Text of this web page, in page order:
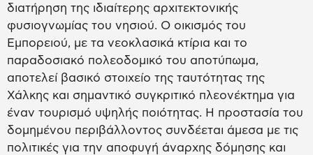
διατήρηση της ιδιαίτερης αρχιτεκτονικής
φυσιογνωμίας του νησιού. Ο οικισμός του
Εμπορειού, με τα νεοκλασικά κτίρια και το
παραδοσιακό πολεοδομικό του αποτύπωμα,
αποτελεί βασικό στοιχείο της ταυτότητας της
Χάλκης και σημαντικό συγκριτικό πλεονέκτημα για
έναν τουρισμό υψηλής ποιότητας. Η προστασία του
δομημένου περιβάλλοντος συνδέεται άμεσα με τις
πολιτικές για την αποφυγή άναρχης δόμησης και